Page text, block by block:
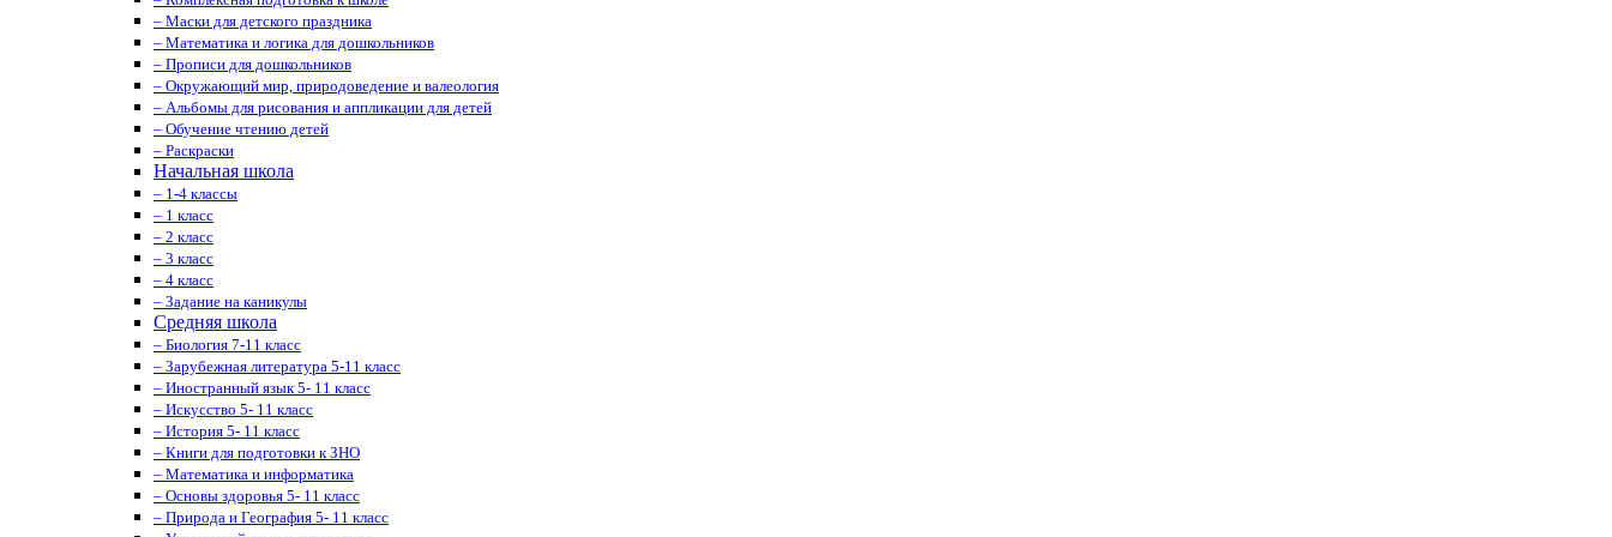
– Маски для детского праздника
– Математика и логика для дошкольников
– Прописи для дошкольников
– Окружающий мир, природоведение и валеология
– Альбомы для рисования и аппликации для детей
– Обучение чтению детей
– Раскраски
Начальная школа
– 1-4 классы
– 1 класс
– 2 класс
– 3 класс
– 4 класс
– Задание на каникулы
Средняя школа
– Биология 7-11 класс
– Зарубежная литература 5-11 класс
– Иностранный язык 5- 11 класс
– Искусство 5- 11 класс
– История 5- 11 класс
– Книги для подготовки к ЗНО
– Математика и информатика
– Основы здоровья 5- 11 класс
– Природа и География 5- 11 класс